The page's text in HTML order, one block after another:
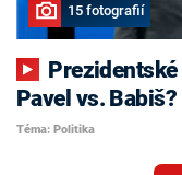
15 fotografií
Pavel vs.
Téma: Politika